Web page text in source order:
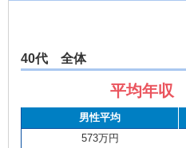
40代 全体
平均年収
男性平均
573万円